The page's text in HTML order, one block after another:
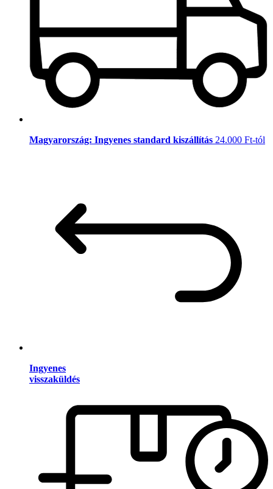
Magyarország: Ingyenes standard kiszállítás 24.000 Ft-tól
Ingyenes
visszaküldés